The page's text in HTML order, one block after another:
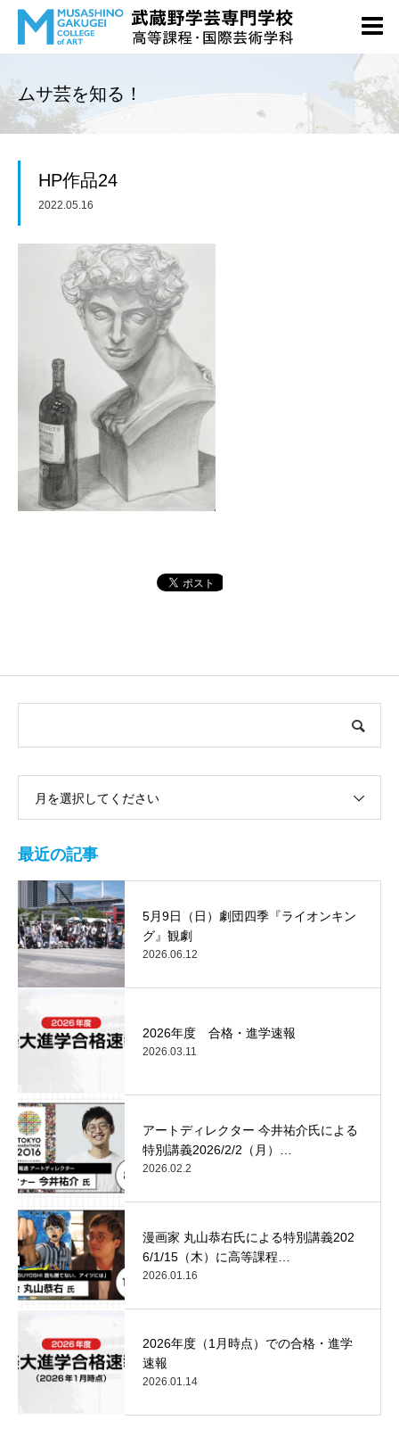
ムサ芸を知る！
HP作品24
2022.05.16
月を選択してください
最近の記事
5月9日（日）劇団四季『ライオンキン
グ』観劇
2026.06.12
2026年度 合格・進学速報
2026.03.11
アートディレクター 今井祐介氏による
特別講義2026/2/2（月）…
2026.02.2
漫画家 丸山恭右氏による特別講義202
6/1/15（木）に高等課程…
2026.01.16
2026年度（1月時点）での合格・進学
速報
2026.01.14